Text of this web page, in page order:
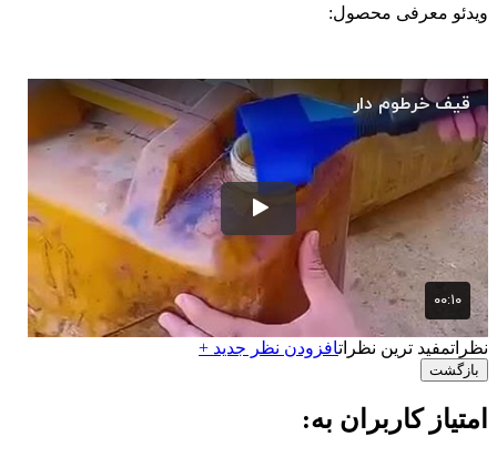
ویدئو معرفی محصول:
نظراتمفید ترین نظراتافزودن نظر جدید +
بازگشت
امتیاز کاربران به: